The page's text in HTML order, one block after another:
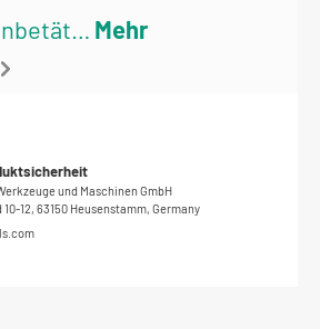
Mehr
und Maschinen GmbH
12, 63150 Heusenstamm, Germany